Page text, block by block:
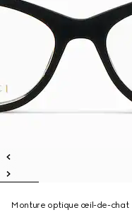
Monture optique œil-de-chat